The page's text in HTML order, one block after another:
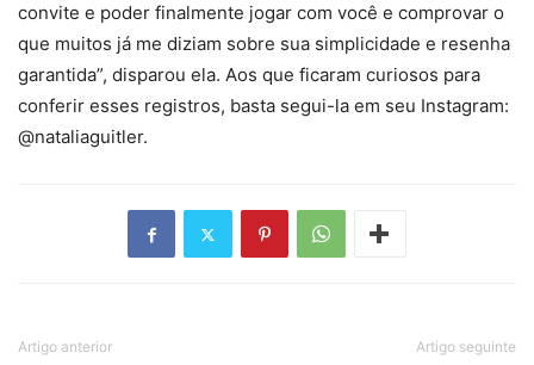
convite e poder finalmente jogar com você e comprovar o
que muitos já me diziam sobre sua simplicidade e resenha
garantida”, disparou ela. Aos que ficaram curiosos para
conferir esses registros, basta segui-la em seu Instagram:
@nataliaguitler.
Artigo anterior Artigo seguinte